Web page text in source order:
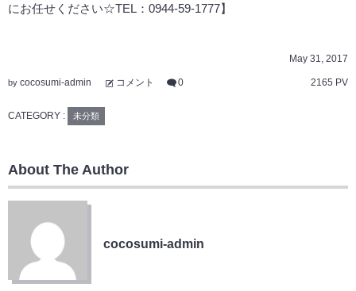
にお任せください☆TEL：0944-59-1777】
May 31, 2017
by cocosumi-admin コメント 0 2165 PV
CATEGORY : 未分類
About The Author
cocosumi-admin